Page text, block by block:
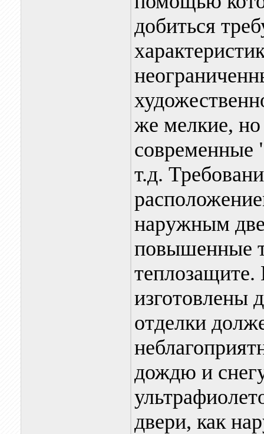
добиться
же мелкие,
современные
т.д.
наружным
повышенные
теплозащите.
изготовлены
отделки
дождю и
двери, как